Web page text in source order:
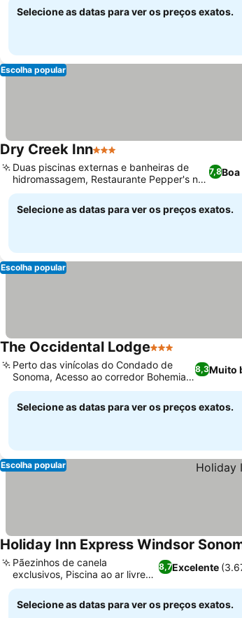
Selecione as datas para ver os preços exatos.
Escolha popular
Dry Creek Inn3 Estrelas
7,8Boa
Duas piscinas externas e banheiras de
hidromassagem, Restaurante Pepper's no
local
Selecione as datas para ver os preços exatos.
Escolha popular
The Occidental Lodge3 Estrelas
8,3Muito
Perto das vinícolas do Condado de
Sonoma, Acesso ao corredor Bohemian
Highway
Selecione as datas para ver os preços exatos.
Escolha popular
Holiday Inn Express Windsor
8,7Excelente
Pãezinhos de canela
exclusivos, Piscina ao ar livre
para lazer
Selecione as datas para ver os preços exatos.